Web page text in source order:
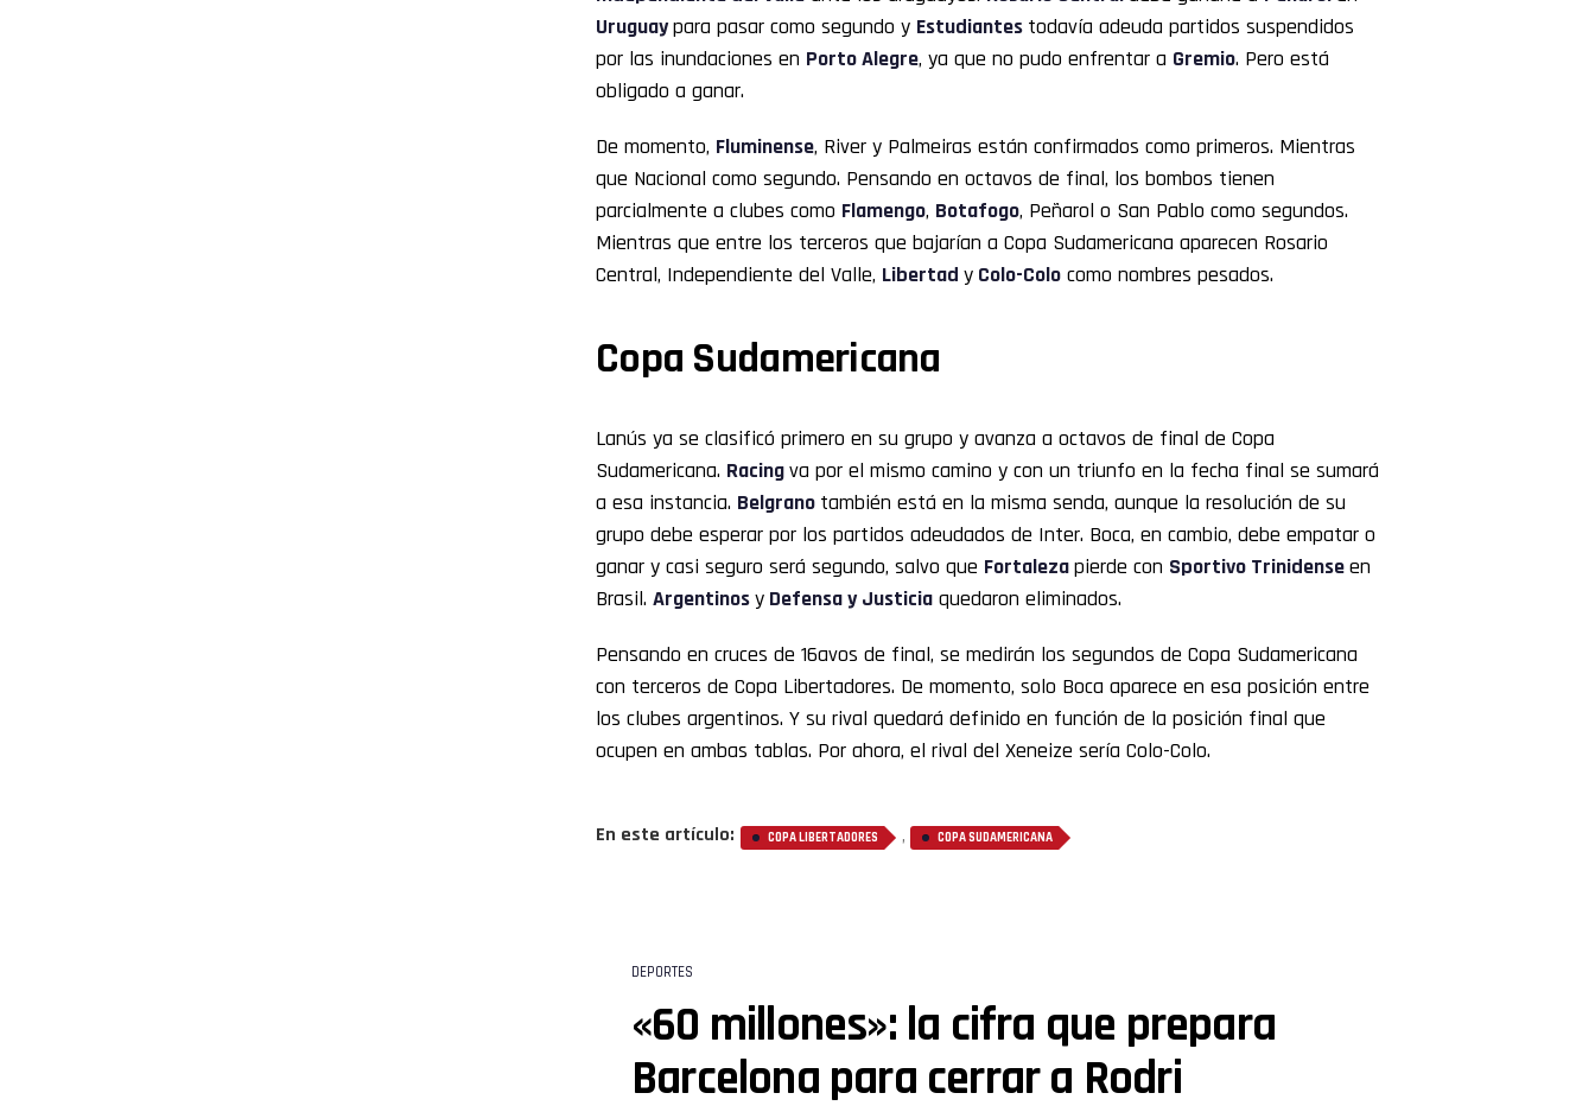
Uruguaypara pasar como segundo y Estudiantes todavía adeuda partidos suspendidos
por las inundaciones en Porto Alegre, ya que no pudo enfrentar a Gremio. Pero está
obligado a ganar.
De momento, Fluminense, River y Palmeiras están confirmados como primeros. Mientras
que Nacional como segundo. Pensando en octavos de final, los bombos tienen
parcialmente a clubes como Flamengo, Botafogo, Peñarol o San Pablo como segundos.
Mientras que entre los terceros que bajarían a Copa Sudamericana aparecen Rosario
Central, Independiente del Valle, Libertad y Colo-Colo como nombres pesados.
Copa Sudamericana
Lanús ya se clasificó primero en su grupo y avanza a octavos de final de Copa
Sudamericana. Racingva por el mismo camino y con un triunfo en la fecha final se sumará
a esa instancia. Belgrano también está en la misma senda, aunque la resolución de su
grupo debe esperar por los partidos adeudados de Inter. Boca, en cambio, debe empatar o
ganar y casi seguro será segundo, salvo que Fortalezapierde con Sportivo Trinidenseen
Brasil. Argentinosy Defensa y Justicia quedaron eliminados.
Pensando en cruces de 16avos de final, se medirán los segundos de Copa Sudamericana
con terceros de Copa Libertadores. De momento, solo Boca aparece en esa posición entre
los clubes argentinos. Y su rival quedará definido en función de la posición final que
ocupen en ambas tablas. Por ahora, el rival del Xeneize sería Colo-Colo.
En este artículo: COPA LIBERTADORES , COPA SUDAMERICANA
DEPORTES
«60 millones»: la cifra que prepara
Barcelona para cerrar a Rodri